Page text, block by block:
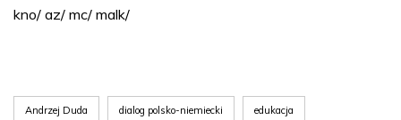
kno/ az/ mc/ malk/
Andrzej Duda dialog polsko-niemiecki edukacja